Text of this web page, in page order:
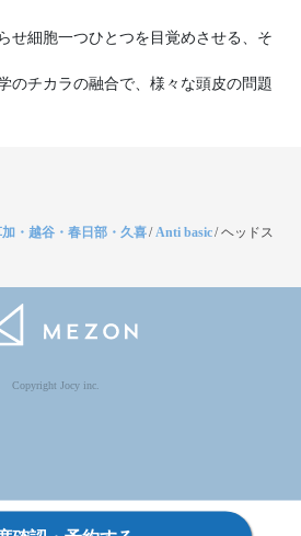
せ細胞一つひとつを目覚めさせる、そ
のチカラの融合で、様々な頭皮の問題
・越谷・春日部・久喜/Anti basic/ヘッドス
Copyright Jocy inc.